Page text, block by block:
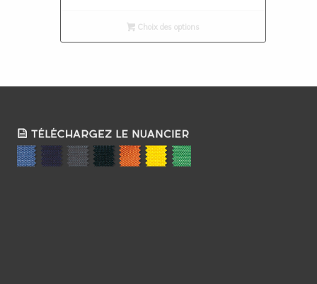
Choix des options